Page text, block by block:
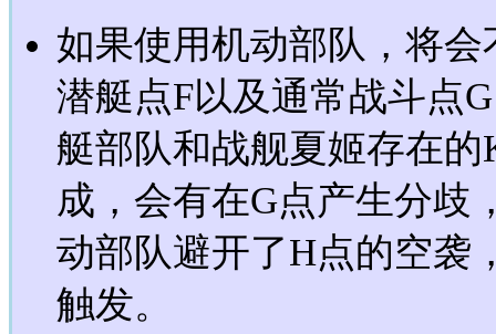
如果使用机动部队，将
潜艇点F以及通常战斗点
艇部队和战舰夏姬存在
成，会有在G点产生分歧
动部队避开了H点的空袭
触发。